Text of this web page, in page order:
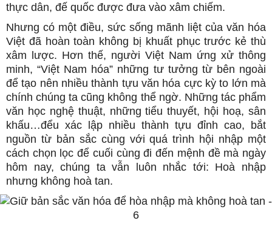
thực dân, đế quốc được đưa vào xâm chiếm.
Nhưng có một điều, sức sống mãnh liệt của văn hóa
Việt đã hoàn toàn không bị khuất phục trước kẻ thù
xâm lược. Hơn thế, người Việt Nam ứng xử thông
minh, “Việt Nam hóa” những tư tưởng từ bên ngoài
để tạo nên nhiều thành tựu văn hóa cực kỳ to lớn mà
chính chúng ta cũng không thể ngờ. Những tác phẩm
văn học nghệ thuật, những tiểu thuyết, hội hoạ, sân
khấu…đểu xác lập nhiều thành tựu đỉnh cao, bắt
nguồn từ bản sắc cùng với quá trình hội nhập một
cách chọn lọc để cuối cùng đi đến mệnh đề mà ngày
hôm nay, chúng ta vẫn luôn nhắc tới: Hoà nhập
nhưng không hoà tan.